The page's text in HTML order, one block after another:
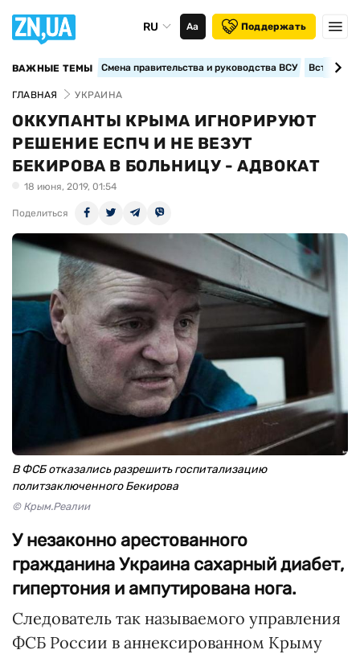
RU Аа Поддержать
ВАЖНЫЕ ТЕМЫ Смена правительства и руководства ВСУ
ГЛАВНАЯ УКРАИНА
ОККУПАНТЫ КРЫМА ИГНОРИРУЮТ
РЕШЕНИЕ ЕСПЧ И НЕ ВЕЗУТ
БЕКИРОВА В БОЛЬНИЦУ - АДВОКАТ
18 июня, 2019, 01:54
Поделиться
В ФСБ отказались разрешить госпитализацию
политзаключенного Бекирова
© Крым.Реалии
У незаконно арестованного
гражданина Украина сахарный диабет,
гипертония и ампутирована нога.
Следователь так называемого управления
ФСБ России в аннексированном Крыму